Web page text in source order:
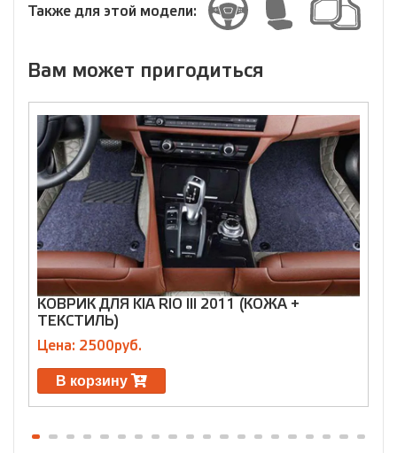
Также для этой модели:
Вам может пригодиться
КОВРИК ДЛЯ KIA RIO III 2011 (КОЖА +
ТЕКСТИЛЬ)
Цена: 2500руб.
В корзину